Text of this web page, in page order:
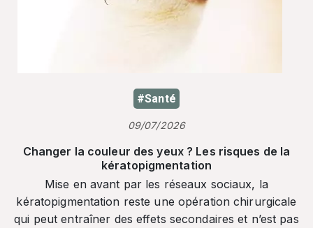
#Santé
09/07/2026
Changer la couleur des yeux ? Les risques de la
kératopigmentation
Mise en avant par les réseaux sociaux, la
kératopigmentation reste une opération chirurgicale
qui peut entraîner des effets secondaires et n’est pas